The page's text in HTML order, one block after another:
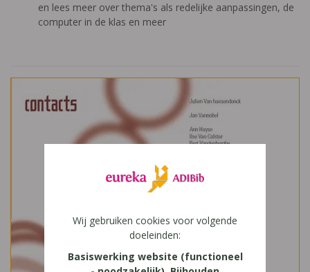
en lees meer over thema's als redelijke aanpassingen, de
computer in de klas en meer
Wij gebruiken cookies voor volgende
doeleinden:
Basiswerking website (functioneel